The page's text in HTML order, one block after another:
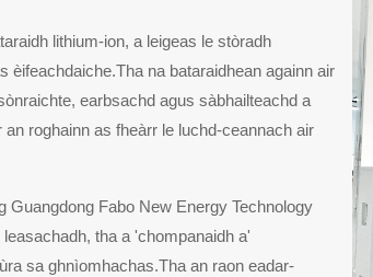
lithium-ion, a leigeas le stòradh
èifeachdaiche.Tha na bataraidhean againn air
earbsachd agus sàbhailteachd a
roghainn as fheàrr le luchd-ceannach air
Guangdong Fabo New Energy Technology
tha a 'chompanaidh a'
sa ghnìomhachas.Tha an raon eadar-